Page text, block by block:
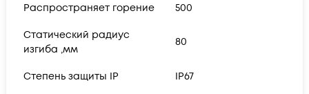
Распространяет горение 500
Статический радиус
изгиба ,мм
80
Степень защиты IP IP67